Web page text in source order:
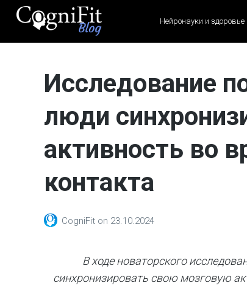
CogniFit
Health
Brain Training, Mental
Health, and Wellness
Нейронауки и здоровье
Исследование
люди
активность во
контакта
CogniFit on 23.10.2024
В ходе новаторского
синхронизировать свою мозговую